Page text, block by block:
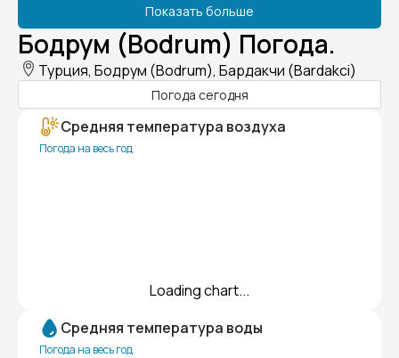
Показать больше
Бодрум (Bodrum) Погода.
Турция, Бодрум (Bodrum), Бардакчи (Bardakci)
Погода сегодня
Средняя температура воздуха
Погода на весь год
Loading chart...
Средняя температура воды
Погода на весь год